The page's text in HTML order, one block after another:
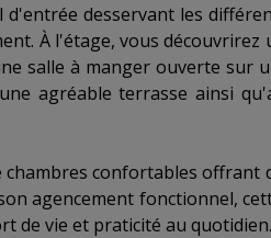
d'entrée desservant les
À l'étage, vous
salle à manger ouverte sur
agréable terrasse ainsi
chambres confortables
agencement fonctionnel,
de vie et praticité au quotidien.